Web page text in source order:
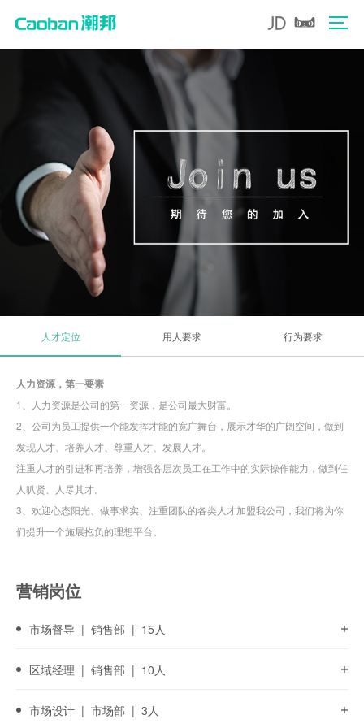
人才定位 用人要求 行为要求
人力资源，第一要素
1、人力资源是公司的第一资源，是公司最大财富。
2、公司为员工提供一个能发挥才能的宽广舞台，展示才华的广阔空间，做到
发现人才、培养人才、尊重人才、发展人才。
注重人才的引进和再培养，增强各层次员工在工作中的实际操作能力，做到任
人叭贤、人尽其才。
3、欢迎心态阳光、做事求实、注重团队的各类人才加盟我公司，我们将为你
们提升一个施展抱负的理想平台。
营销岗位
市场督导 | 销售部 | 15人
区域经理 | 销售部 | 10人
市场设计 | 市场部 | 3人